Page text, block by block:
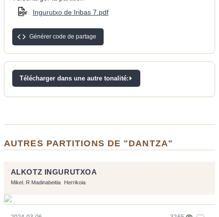
Ingurutxo de Iribas 7.pdf
Générer code de partage
Télécharger dans une autre tonalité:
AUTRES PARTITIONS DE "DANTZA"
ALKOTZ INGURUTXOA
Mikel. R Madinabeitia Herrikoia